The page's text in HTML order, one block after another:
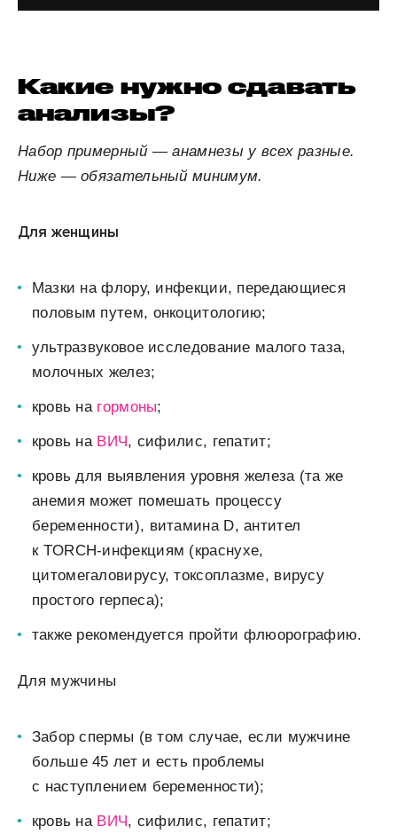
Какие нужно сдавать
анализы?
Набор примерный — анамнезы у всех разные.
Ниже — обязательный минимум.
Для женщины
Мазки на флору, инфекции, передающиеся
половым путем, онкоцитологию;
ультразвуковое исследование малого таза,
молочных желез;
кровь на гормоны;
кровь на ВИЧ, сифилис, гепатит;
кровь для выявления уровня железа (та же
анемия может помешать процессу
беременности), витамина D, антител
к TORCH-инфекциям (краснухе,
цитомегаловирусу, токсоплазме, вирусу
простого герпеса);
также рекомендуется пройти флюорографию.
Для мужчины
Забор спермы (в том случае, если мужчине
больше 45 лет и есть проблемы
с наступлением беременности);
кровь на ВИЧ, сифилис, гепатит;